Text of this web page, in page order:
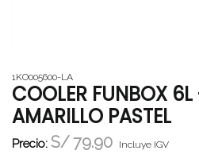
1KO005600-LA
COOLER FUNBOX
AMARILLO PASTEL
Precio: S/ 79.90 Incluye IGV